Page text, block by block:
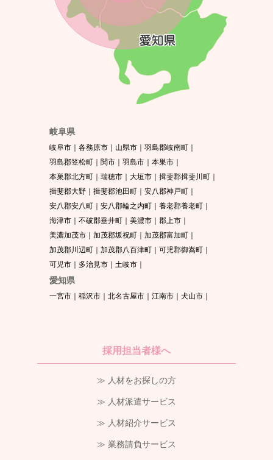
岐阜県
岐阜市 各務原市 山県市
羽島郡岐南町
羽島郡笠松町
関市 羽島市
本巣市
本巣郡北方町
瑞穂市 大垣市
揖斐郡揖斐川町
揖斐郡大野
揖斐郡池田町
安八郡神戸町
安八郡安八町
安八郡輪之内町
養老郡養老町
海津市
不破郡垂井町 美濃市
郡上市
美濃加茂市
加茂郡坂祝町
加茂郡富加町
加茂郡川辺町
加茂郡八百津町
可児郡御嵩町
可児市
多治見市 土岐市
愛知県
一宮市 稲沢市 北名古屋市 江南市 犬山市
採用担当者様へ
≫ 人材をお探しの方
≫ 人材派遣サービス
≫ 人材紹介サービス
≫ 業務請負サービス